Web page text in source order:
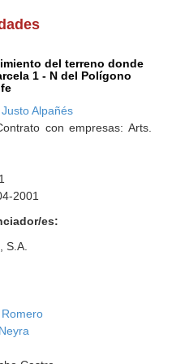
del terreno donde
1 - N del Polígono
Alpañés
con empresas: Arts.
2001
es:
S.A.